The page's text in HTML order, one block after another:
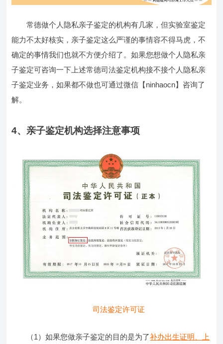
常德做个人隐私亲子鉴定的机构有几家，但实验室鉴定
能力不太好核实，亲子鉴定这么严谨的事情容不得马虎，不
确定的事情我们也就不方便介绍了。如果您想做个人隐私亲
子鉴定可咨询一下上述常德司法鉴定机构接不接个人隐私亲
子鉴定业务，如果都不做也可通过微信【ninhaocn】咨询了
解。
4、亲子鉴定机构选择注意事项
司法鉴定许可证
（1）如果您做亲子鉴定的目的是为了补办出生证明、上